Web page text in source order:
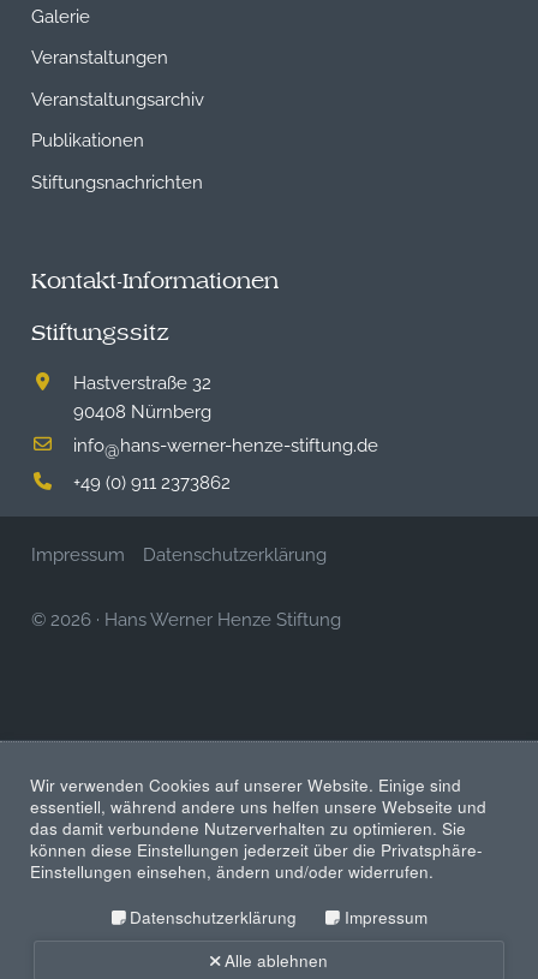
Galerie
Veranstaltungen
Veranstaltungsarchiv
Publikationen
Stiftungsnachrichten
Kontakt-Informationen
Stiftungssitz
Hastverstraße 32
90408 Nürnberg
info@hans-werner-henze-stiftung.de
+49 (0) 911 2373862
Impressum Datenschutzerklärung
© 2026 · Hans Werner Henze Stiftung
Wir verwenden Cookies auf unserer Website. Einige sind
essentiell, während andere uns helfen unsere Webseite und
das damit verbundene Nutzerverhalten zu optimieren. Sie
können diese Einstellungen jederzeit über die Privatsphäre-
Einstellungen einsehen, ändern und/oder widerrufen.
Datenschutzerklärung
Impressum
Alle ablehnen